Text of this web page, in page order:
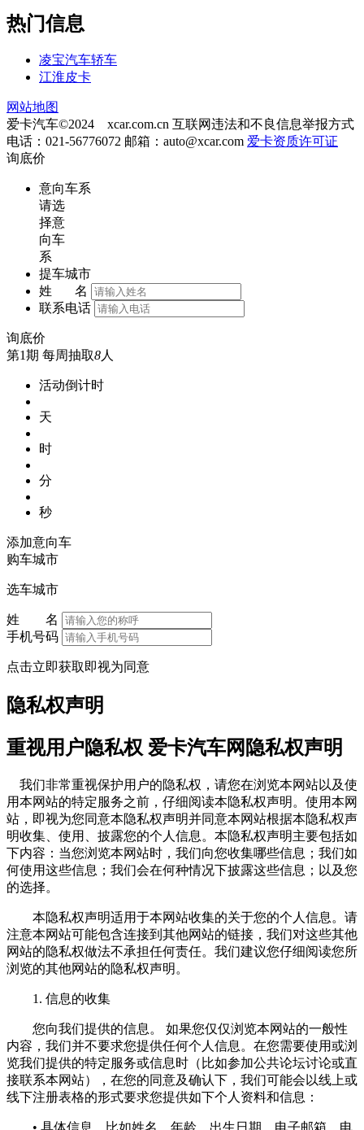
热门信息
凌宝汽车轿车
江淮皮卡
网站地图
爱卡汽车©2024 xcar.com.cn 互联网违法和不良信息举报方式
电话：021-56776072 邮箱： auto@xcar.com 爱卡资质许可证
询底价
意向车系
请选
择意
向车
系
提车城市
姓 名
联系电话
询底价
第1期 每周抽取8人
活动倒计时
天
时
分
秒
添加意向车
购车城市
选车城市
姓 名
手机号码
点击立即获取即视为同意
隐私权声明
重视用户隐私权 爱卡汽车网隐私权声明
我们非常重视保护用户的隐私权，请您在浏览本网站以及使
用本网站的特定服务之前，仔细阅读本隐私权声明。使用本网
站，即视为您同意本隐私权声明并同意本网站根据本隐私权声
明收集、使用、披露您的个人信息。本隐私权声明主要包括如
下内容：当您浏览本网站时，我们向您收集哪些信息；我们如
何使用这些信息；我们会在何种情况下披露这些信息；以及您
的选择。
本隐私权声明适用于本网站收集的关于您的个人信息。请
注意本网站可能包含连接到其他网站的链接，我们对这些其他
网站的隐私权做法不承担任何责任。我们建议您仔细阅读您所
浏览的其他网站的隐私权声明。
1. 信息的收集
您向我们提供的信息。 如果您仅仅浏览本网站的一般性
内容，我们并不要求您提供任何个人信息。在您需要使用或浏
览我们提供的特定服务或信息时（比如参加公共论坛讨论或直
接联系本网站），在您的同意及确认下，我们可能会以线上或
线下注册表格的形式要求您提供如下个人资料和信息：